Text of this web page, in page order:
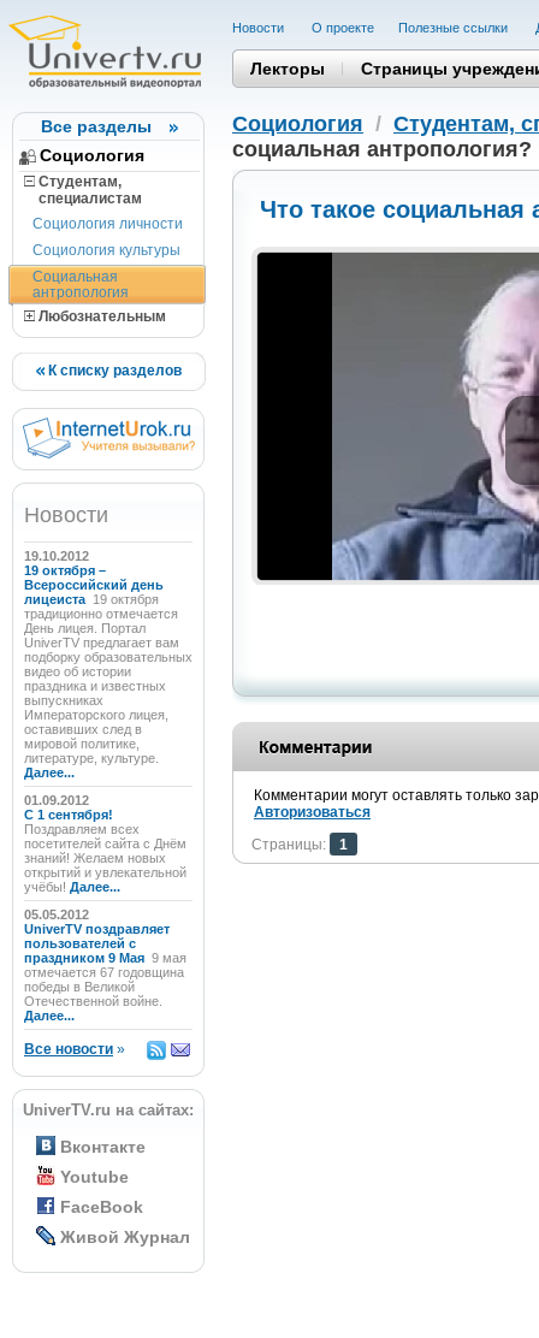
Все разделы
Социология
Студентам,
cпециалистам
Социология личности
Социология культуры
Социальная
антропология
Любознательным
К списку разделов
Новости
19.10.2012
19 октября –
Всероссийский день
лицеиста 19 октября
традиционно отмечается
День лицея. Портал
UniverTV предлагает вам
подборку образовательных
видео об истории
праздника и известных
выпускниках
Императорского лицея,
оставивших след в
мировой политике,
литературе, культуре.
Далее...
01.09.2012
C 1 сентября!
Поздравляем всех
посетителей сайта с Днём
знаний! Желаем новых
открытий и увлекательной
учёбы! Далее...
05.05.2012
UniverTV поздравляет
пользователей с
праздником 9 Мая 9 мая
отмечается 67 годовщина
победы в Великой
Отечественной войне.
Далее...
Все новости »
UniverTV.ru на сайтах:
Вконтакте
Youtube
FaceBook
Живой Журнал
Новости О проекте Полезные cсылки
Лекторы Страницы
Социология / Студентам,
социальная антропология?
Что такое социальная
Комментарии могут оставлять только
Авторизоваться
Страницы:
1